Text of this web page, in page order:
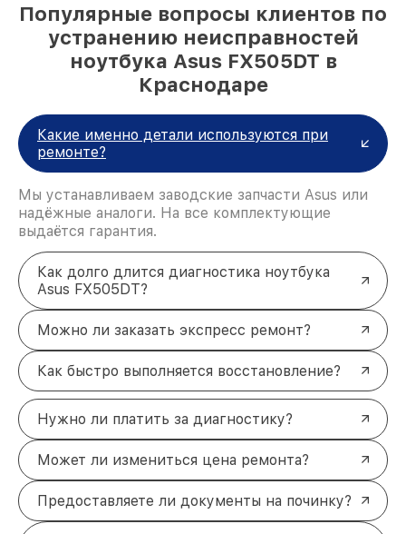
Популярные вопросы клиентов по
устранению неисправностей
ноутбука Asus FX505DT в
Краснодаре
Какие именно детали используются при
ремонте?
Мы устанавливаем заводские запчасти Asus или
надёжные аналоги. На все комплектующие
выдаётся гарантия.
Как долго длится диагностика ноутбука
Asus FX505DT?
Можно ли заказать экспресс ремонт?
Как быстро выполняется восстановление?
Нужно ли платить за диагностику?
Может ли измениться цена ремонта?
Предоставляете ли документы на починку?